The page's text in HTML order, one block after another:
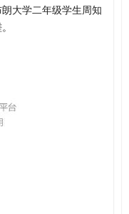
大学二年级学生周知